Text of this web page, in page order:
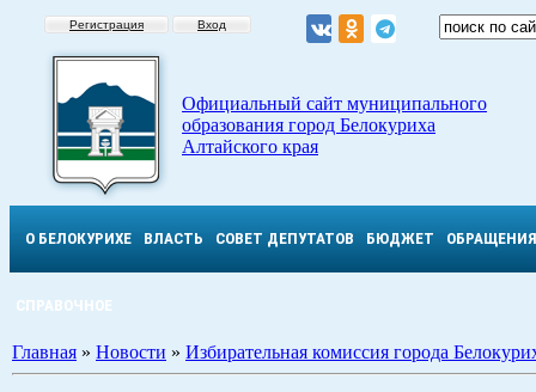
Регистрация Вход
Официальный сайт муниципального
образования город Белокуриха
Алтайского края
О БЕЛОКУРИХЕ ВЛАСТЬ СОВЕТ ДЕПУТАТОВ БЮДЖЕТ ОБРАЩЕНИЯ
СПРАВОЧНОЕ
Главная » Новости » Избирательная комиссия города